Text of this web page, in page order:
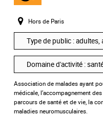
moteur
Hors de Paris
Type de public :
Domaine d'activité :
Association de malades ayant
médicale, l’accompagnement
parcours de santé et de vie, la
maladies neuromusculaires.